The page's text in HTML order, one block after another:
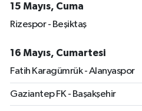
15 Mayıs, Cuma
Rizespor - Beşiktaş
16 Mayıs, Cumartesi
Fatih Karagümrük - Alanyaspor
Gaziantep FK - Başakşehir